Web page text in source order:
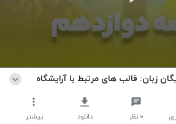
زبان: قالب های مرتبط با آرایشگاه
۰ نظر دانلود بیشتر